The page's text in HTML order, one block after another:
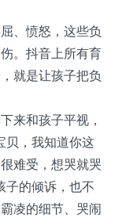
、愤怒，这些负
。抖音上所有育
就是让孩子把负
来和孩子平视，
贝，我知道你这
难受，想哭就哭
子的倾诉，也不
凌的细节、哭闹